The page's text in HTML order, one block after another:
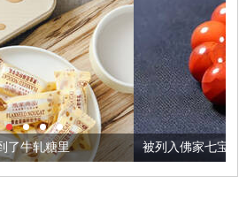
被列入佛家七宝的它到底有多美？